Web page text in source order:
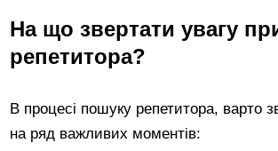
На що звертати увагу
репетитора?
В процесі пошуку репетитора, варто
на ряд важливих моментів: